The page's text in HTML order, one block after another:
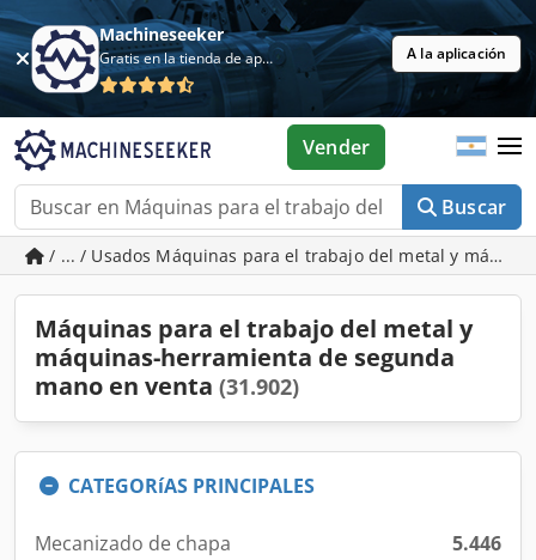
Machineseeker
Gratis en la tienda de aplicaciones A la aplicación
Buscar
Vender
/ ... / Usados Máquinas para el trabajo del metal y
Máquinas para el trabajo del metal y
máquinas-herramienta de segunda
mano en venta (31.902)
CATEGORíAS PRINCIPALES
Mecanizado de chapa
5.446